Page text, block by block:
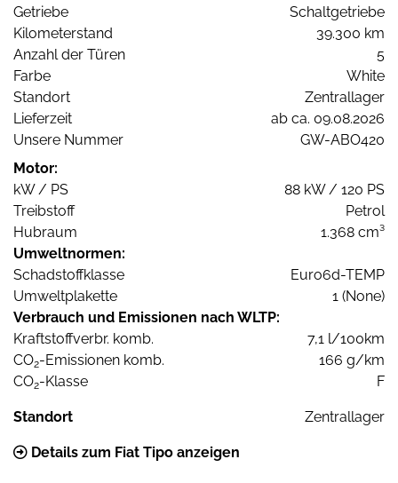
Getriebe
Schaltgetriebe
Kilometerstand
39.300 km
Anzahl der Türen
5
Farbe
White
Standort
Zentrallager
Lieferzeit
ab ca. 09.08.2026
Unsere Nummer
GW-ABO420
Motor:
kW / PS
88 kW / 120 PS
Treibstoff
Petrol
Hubraum
1.368 cm³
Umweltnormen:
Schadstoffklasse
Euro6d-TEMP
Umweltplakette
1 (None)
Verbrauch und Emissionen nach WLTP:
Kraftstoffverbr. komb.
7,1 l/100km
CO2-Emissionen komb.
166 g/km
CO2-Klasse F
Standort Zentrallager
Details zum Fiat Tipo anzeigen